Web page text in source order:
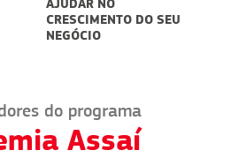
AJUDAR NO
CRESCIMENTO DO SEU
NEGÓCIO
do programa
Assaí